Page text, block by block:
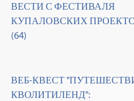
ВЕСТИ С ФЕСТИВАЛЯ
КУПАЛОВСКИХ
(64)
ВЕБ-КВЕСТ
КВОЛИТИЛЕНД":